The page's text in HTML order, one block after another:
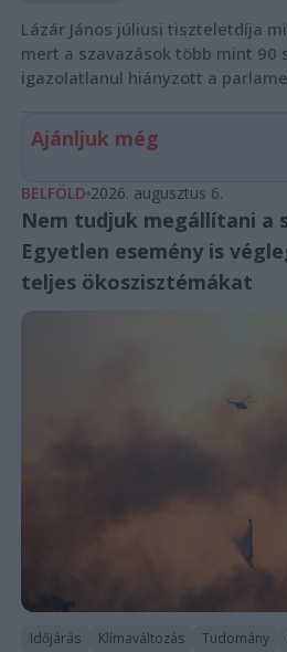
Lázár János júliusi tiszteletdíja
mert a szavazások több mint 90
igazolatlanul hiányzott a
Ajánljuk még
BELFÖLD 2026. augusztus 6.
Nem tudjuk megállítani a
Egyetlen esemény is
teljes ökoszisztémákat
Időjárás Klímaváltozás Tudomány